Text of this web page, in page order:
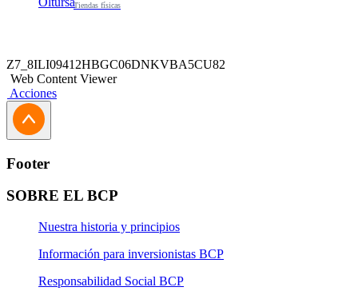
Tiendas físicas
Z7_8ILI09412HBGC06DNKVBA5CU82
Web Content Viewer
Acciones
Footer
SOBRE EL BCP
Nuestra historia y principios
Información para inversionistas BCP
Responsabilidad Social BCP